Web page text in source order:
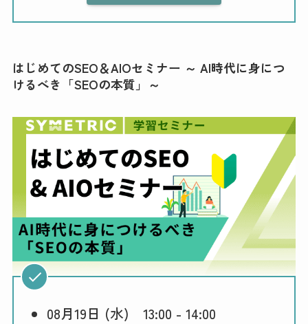
はじめてのSEO＆AIOセミナー ～ AI時代に身につ
けるべき「SEOの本質」～
08月19日 (水) 13:00 - 14:00